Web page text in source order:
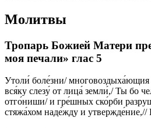
Молитвы
Тропарь Божией Матери
моя печали» глас 5
Утоли́ боле́зни/
вся́ку слезу́ от лица́ земли́,/ Ты бо
отго́ниши/ и гре́шных ско́рби
стяжа́хом наде́жду и